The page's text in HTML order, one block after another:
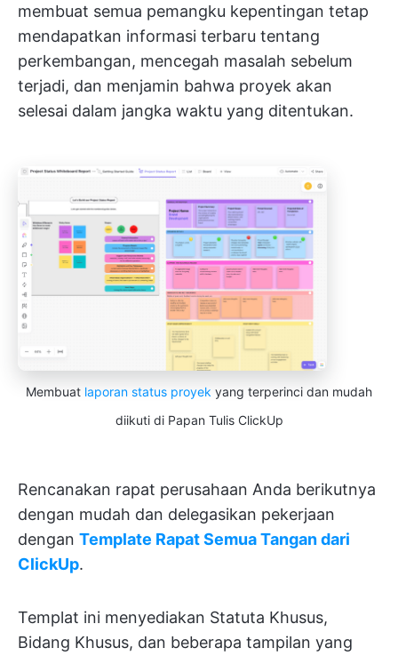
membuat semua pemangku kepentingan tetap
mendapatkan informasi terbaru tentang
perkembangan, mencegah masalah sebelum
terjadi, dan menjamin bahwa proyek akan
selesai dalam jangka waktu yang ditentukan.
Membuat laporan status proyek yang terperinci dan mudah
diikuti di Papan Tulis ClickUp
Rencanakan rapat perusahaan Anda berikutnya
dengan mudah dan delegasikan pekerjaan
dengan Template Rapat Semua Tangan dari
ClickUp.
Templat ini menyediakan Statuta Khusus,
Bidang Khusus, dan beberapa tampilan yang